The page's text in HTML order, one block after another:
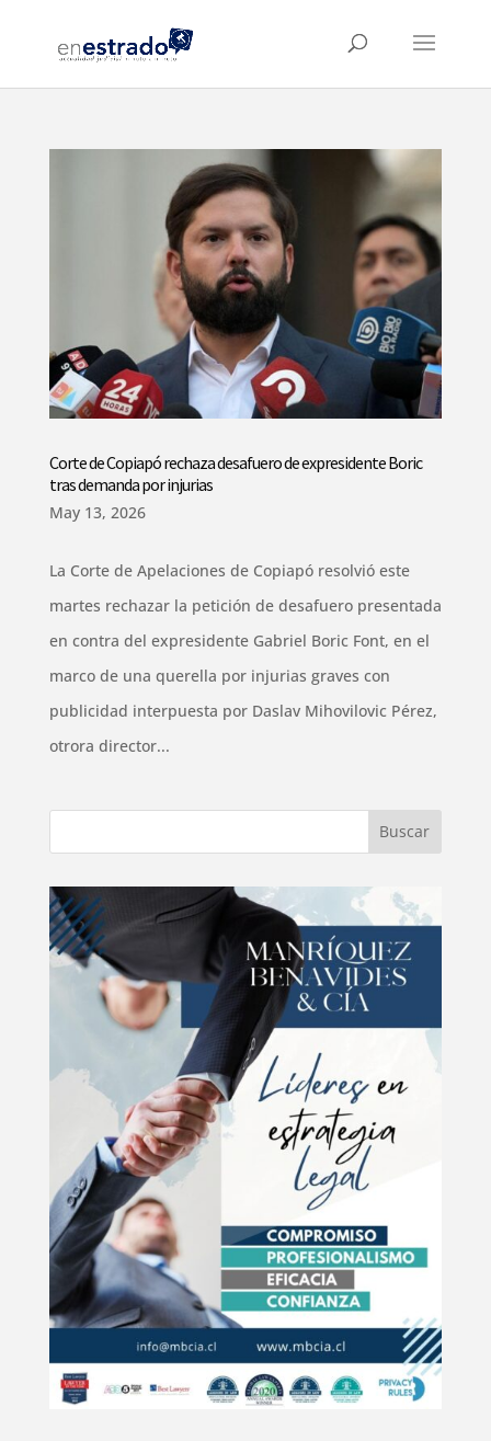
Corte de Copiapó rechaza desafuero de expresidente Boric
tras demanda por injurias
May 13, 2026
La Corte de Apelaciones de Copiapó resolvió este
martes rechazar la petición de desafuero presentada
en contra del expresidente Gabriel Boric Font, en el
marco de una querella por injurias graves con
publicidad interpuesta por Daslav Mihovilovic Pérez,
otrora director...